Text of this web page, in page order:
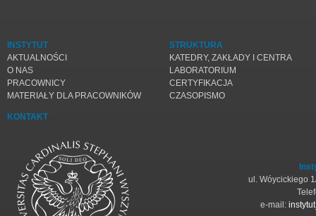
INSTYTUT
AKTUALNOŚCI
O NAS
PRACOWNICY
MATERIAŁY DLA PRACOWNIKÓW
KONTAKT
STRUKTURA
KATEDRY, ZAKŁADY I CENTRA
LABORATORIUM
CERTYFIKACJA
CZASOPISMO
ul. Wóycickiego
e-mail: